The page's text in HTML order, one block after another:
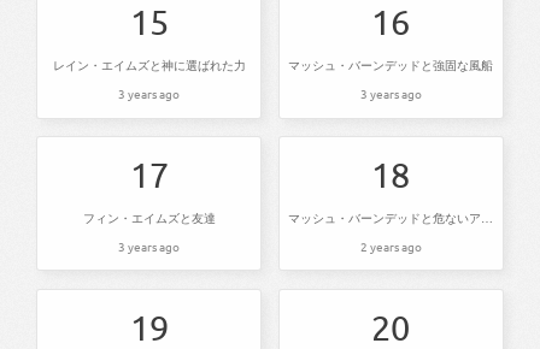
15
レイン・エイムズと神に選ばれた力
3 years ago
16
マッシュ・バーンデッドと強固な風船
3 years ago
17
フィン・エイムズと友達
3 years ago
18
マッシュ・バーンデッドと危ないアッチ向いてホイ
2 years ago
19 20